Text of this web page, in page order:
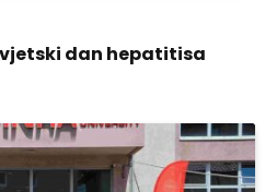
dan hepatitisa